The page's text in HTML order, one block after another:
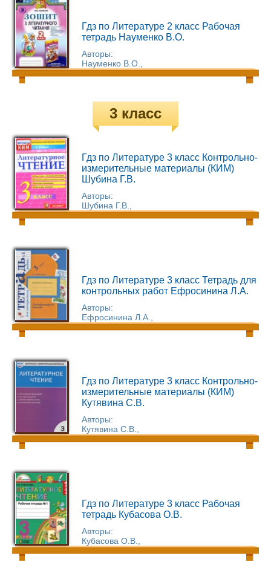
Гдз по Литературе 2 класс Рабочая
тетрадь Науменко В.О.
Авторы:
Науменко В.О.,
3 класс
Гдз по Литературе 3 класс Контрольно-
измерительные материалы (КИМ)
Шубина Г.В.
Авторы:
Шубина Г.В.,
Гдз по Литературе 3 класс Тетрадь для
контрольных работ Ефросинина Л.А.
Авторы:
Ефросинина Л.А.,
Гдз по Литературе 3 класс Контрольно-
измерительные материалы (КИМ)
Кутявина С.В.
Авторы:
Кутявина С.В.,
Гдз по Литературе 3 класс Рабочая
тетрадь Кубасова О.В.
Авторы:
Кубасова О.В.,